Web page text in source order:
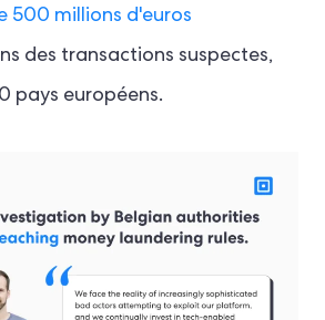
500 millions d'euros
des transactions suspectes,
pays européens.